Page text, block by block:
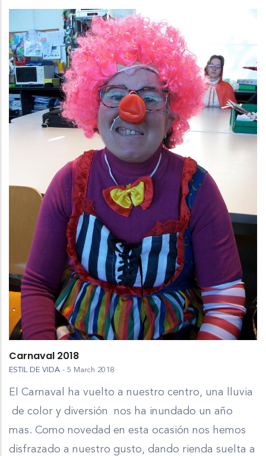
Carnaval 2018
ESTIL DE VIDA - 5 March 2018
El Carnaval ha vuelto a nuestro centro, una lluvia
de color y diversión nos ha inundado un año
mas. Como novedad en esta ocasión nos hemos
disfrazado a nuestro gusto, dando rienda suelta a